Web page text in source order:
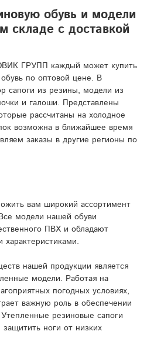
обувь и модели
складе с доставкой
ГРУПП каждый может купить
по оптовой цене. В
сапоги из резины, модели из
и галоши. Представлены
рассчитаны на холодное
возможна в ближайшее время
заказы в другие регионы по
вам широкий ассортимент
модели нашей обуви
ПВХ и обладают
нашей продукции является
модели. Работая на
погодных условиях,
важную роль в обеспечении
резиновые сапоги
ноги от низких